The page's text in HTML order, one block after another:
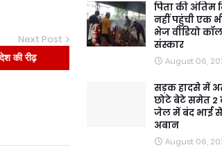
Next Post
पिता की अंतिम
नहीं पहुंची एक
भेज वीडियो
संस्कार
August 06,
सड़क हादसे में
छोटे बेटे समेत 2
जेल में बंद भाई से
अबान
August 06,